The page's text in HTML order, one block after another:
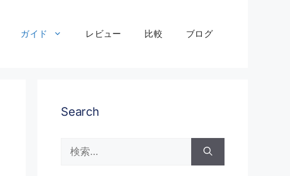
ガイド レビュー 比較 ブログ
Search
索: